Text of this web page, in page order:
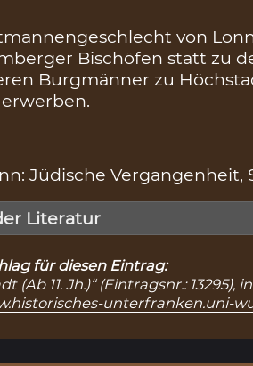
von
Bischöfen statt zu
Burgmänner zu
Jüdische Vergangenheit,
Literatur
für diesen Eintrag:
(Ab 11. Jh.)“ (Eintragsnr.:
unterfranken.uni-